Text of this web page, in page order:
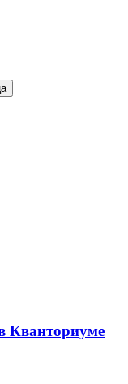
Кванториуме